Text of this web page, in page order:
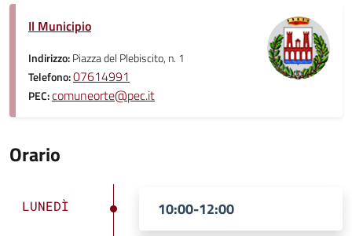
Il Municipio
Indirizzo:Piazza del Plebiscito, n. 1
Telefono:07614991
PEC:comuneorte@pec.it
Orario
LUNEDÌ 10:00-12:00